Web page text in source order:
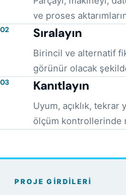
ve proses
02 Sıralayın
Birincil ve alternatif
görünür olacak
03 Kanıtlayın
Uyum, açıklık,
ölçüm kontrollerinde
PROJE GIRDILERI